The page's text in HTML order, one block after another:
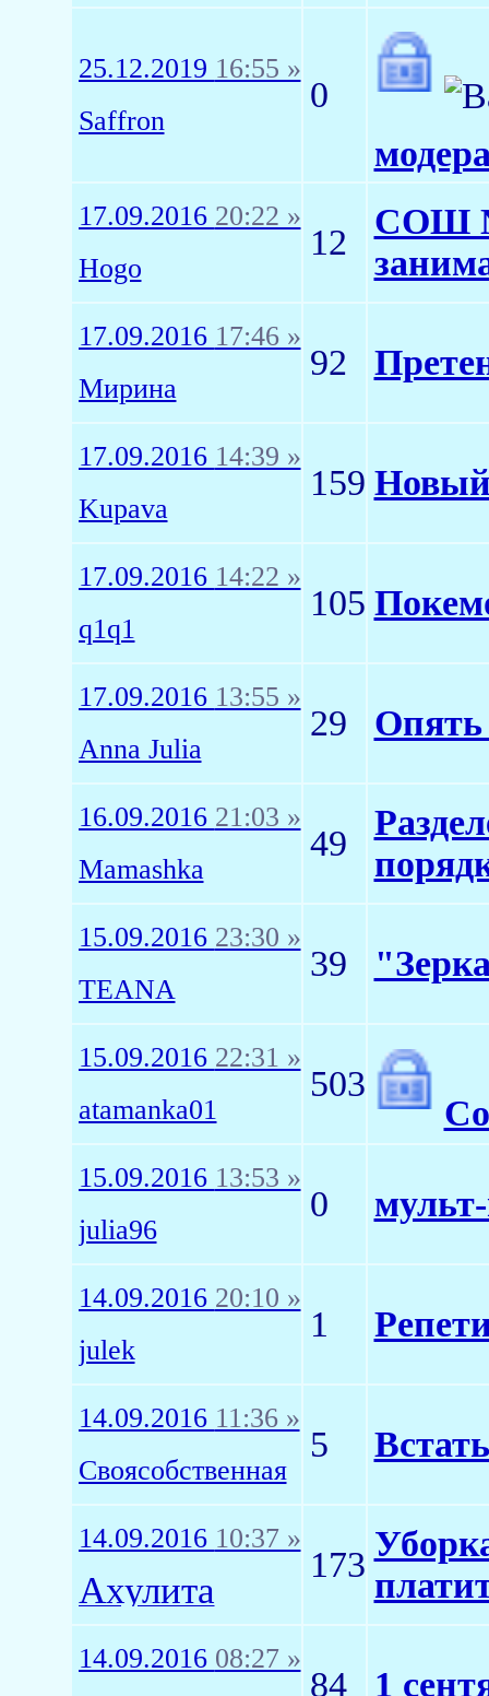
25.12.2019 16:55 »
Saffron
0
17.09.2016 20:22 »
Hogo
12
СОШ №
17.09.2016 17:46 »
Мирина
92
17.09.2016 14:39 »
Kupava
159
17.09.2016 14:22 »
q1q1
105
17.09.2016 13:55 »
Anna Julia
29 Опять
16.09.2016 21:03 »
Mamashka
49
15.09.2016 23:30 »
TEANA
39
15.09.2016 22:31 »
atamanka01
503
15.09.2016 13:53 »
julia96
0
14.09.2016 20:10 »
julek
1
14.09.2016 11:36 »
Своясобственная
5
14.09.2016 10:37 »
Ахулита
173
14.09.2016 08:27 »
84 1